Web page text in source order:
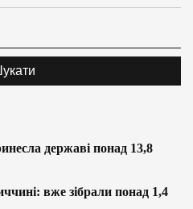
державі понад 13,8
вже зібрали понад 1,4